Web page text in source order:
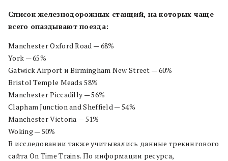
Список железнодорожных станций, на которых чаще
всего опаздывают поезда:
Manchester Oxford Road — 68%
York — 65%
Gatwick Airport и Birmingham New Street — 60%
Bristol Temple Meads 58%
Manchester Piccadilly — 56%
Clapham Junction and Sheffield — 54%
Manchester Victoria — 51%
Woking — 50%
В исследовании также учитывались данные трекингового
сайта On Time Trains. По информации ресурса,